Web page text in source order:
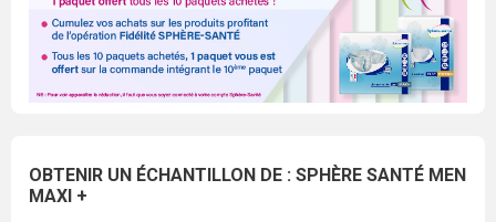
OBTENIR UN ÉCHANTILLON DE : SPHÈRE SANTÉ MEN
MAXI +